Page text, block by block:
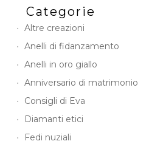
Categorie
Altre creazioni
Anelli di fidanzamento
Anelli in oro giallo
Anniversario di matrimonio
Consigli di Eva
Diamanti etici
Fedi nuziali